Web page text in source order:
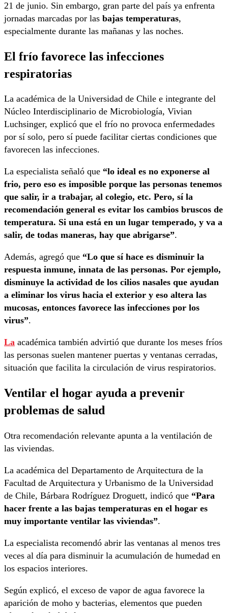
21 de junio. Sin embargo, gran parte del país ya enfrenta
jornadas marcadas por las bajas temperaturas,
especialmente durante las mañanas y las noches.
El frío favorece las infecciones
respiratorias
La académica de la Universidad de Chile e integrante del
Núcleo Interdisciplinario de Microbiología, Vivian
Luchsinger, explicó que el frío no provoca enfermedades
por sí solo, pero sí puede facilitar ciertas condiciones que
favorecen las infecciones.
La especialista señaló que “lo ideal es no exponerse al
frio, pero eso es imposible porque las personas tenemos
que salir, ir a trabajar, al colegio, etc. Pero, sí la
recomendación general es evitar los cambios bruscos de
temperatura. Si una está en un lugar temperado, y va a
salir, de todas maneras, hay que abrigarse”.
Además, agregó que “Lo que sí hace es disminuir la
respuesta inmune, innata de las personas. Por ejemplo,
disminuye la actividad de los cilios nasales que ayudan
a eliminar los virus hacia el exterior y eso altera las
mucosas, entonces favorece las infecciones por los
virus”.
La académica también advirtió que durante los meses fríos
las personas suelen mantener puertas y ventanas cerradas,
situación que facilita la circulación de virus respiratorios.
Ventilar el hogar ayuda a prevenir
problemas de salud
Otra recomendación relevante apunta a la ventilación de
las viviendas.
La académica del Departamento de Arquitectura de la
Facultad de Arquitectura y Urbanismo de la Universidad
de Chile, Bárbara Rodríguez Droguett, indicó que “Para
hacer frente a las bajas temperaturas en el hogar es
muy importante ventilar las viviendas”.
La especialista recomendó abrir las ventanas al menos tres
veces al día para disminuir la acumulación de humedad en
los espacios interiores.
Según explicó, el exceso de vapor de agua favorece la
aparición de moho y bacterias, elementos que pueden